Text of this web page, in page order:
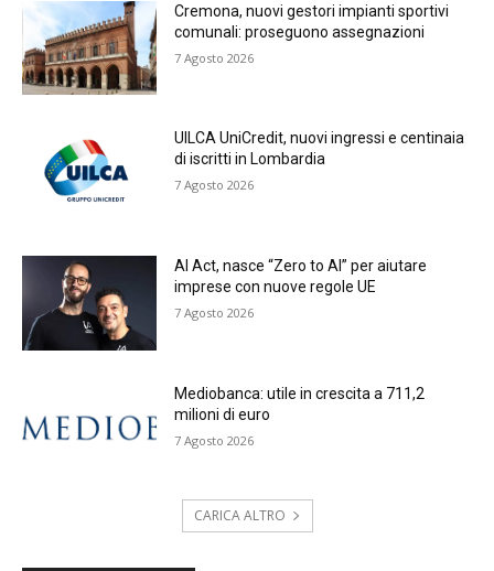
Cremona, nuovi gestori impianti sportivi
comunali: proseguono assegnazioni
7 Agosto 2026
UILCA UniCredit, nuovi ingressi e centinaia
di iscritti in Lombardia
7 Agosto 2026
AI Act, nasce “Zero to AI” per aiutare
imprese con nuove regole UE
7 Agosto 2026
Mediobanca: utile in crescita a 711,2
milioni di euro
7 Agosto 2026
CARICA ALTRO